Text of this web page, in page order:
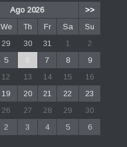
Ago 2026
>>
We Th Fr Sa
Su
29 30 31 1
2
5 6 7 8
9
12 13 14 15
16
19 20 21 22
23
26 27 28 29
30
2 3 4 5 6